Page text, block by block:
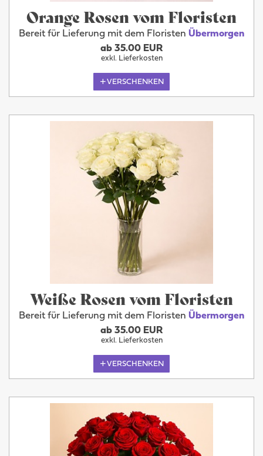
Orange Rosen vom Floristen
Bereit für Lieferung mit dem Floristen Übermorgen
ab 35.00 EUR
exkl. Lieferkosten
VERSCHENKEN
Weiße Rosen vom Floristen
Bereit für Lieferung mit dem Floristen Übermorgen
ab 35.00 EUR
exkl. Lieferkosten
VERSCHENKEN